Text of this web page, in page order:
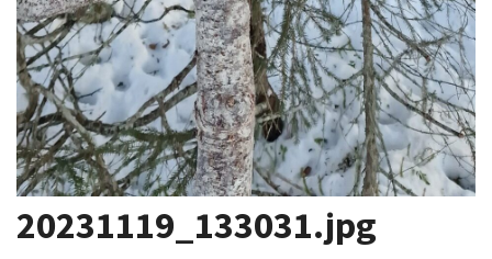
20231119_133031.jpg